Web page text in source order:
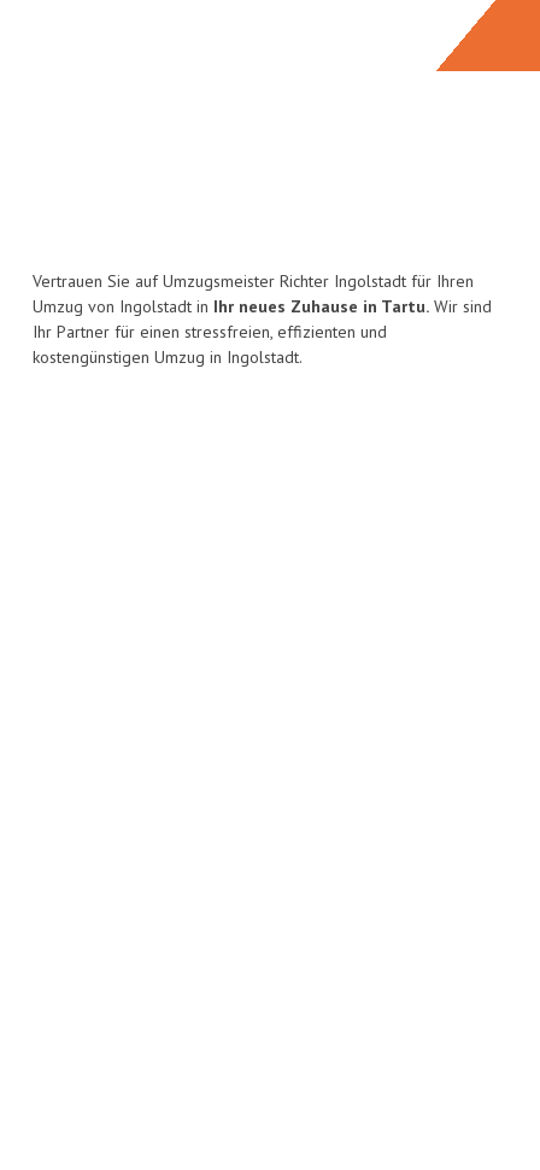
Vertrauen Sie auf Umzugsmeister Richter Ingolstadt für Ihren
Umzug von Ingolstadt in Ihr neues Zuhause in Tartu. Wir sind
Ihr Partner für einen stressfreien, effizienten und
kostengünstigen Umzug in Ingolstadt.